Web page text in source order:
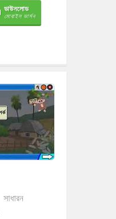
ডাউনলোড
মোবাইল ভার্সন
সাধারন